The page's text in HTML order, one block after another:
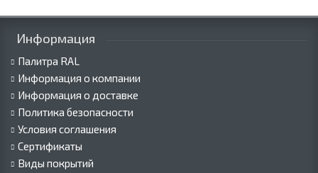
Информация
Палитра RAL
Информация о компании
Информация о доставке
Политика безопасности
Условия соглашения
Сертификаты
Виды покрытий